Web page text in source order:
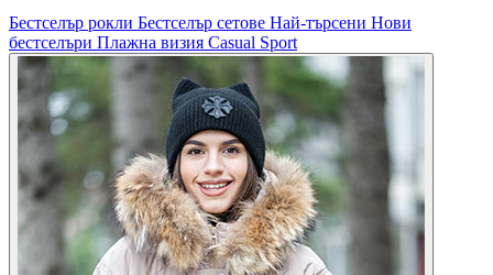
Бестселър рокли Бестселър сетове Най-търсени Нови
бестселъри Плажна визия Casual Sport